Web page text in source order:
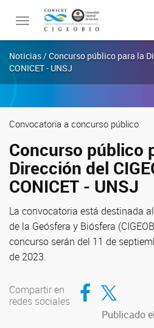
Toggle
navigation
Noticias / Concurso público para la
CONICET - UNSJ
Convocatoria a concurso público
Concurso público
Dirección del
CONICET - UNSJ
La convocatoria está destinada
de la Geósfera y Biósfera
concurso serán del 11 de
de 2023.
Compartir en
redes sociales
Compartir en Facebook
Compartir en Twitter
Publicado